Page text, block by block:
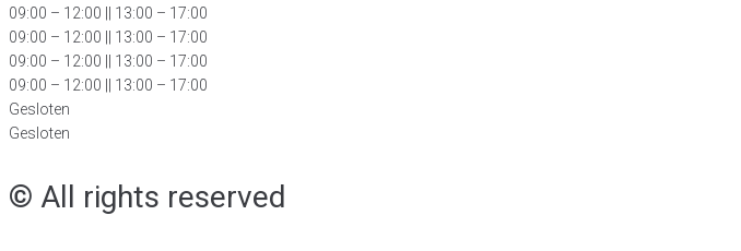
09:00 – 12:00 || 13:00 – 17:00
09:00 – 12:00 || 13:00 – 17:00
09:00 – 12:00 || 13:00 – 17:00
09:00 – 12:00 || 13:00 – 17:00
Gesloten
Gesloten
© All rights reserved